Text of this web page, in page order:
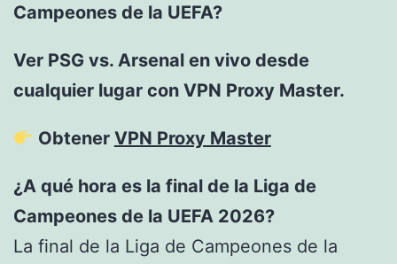
Campeones de la UEFA?
Ver PSG vs. Arsenal en vivo desde
cualquier lugar con VPN Proxy Master.
Obtener VPN Proxy Master
¿A qué hora es la final de la Liga de
Campeones de la UEFA 2026?
La final de la Liga de Campeones de la